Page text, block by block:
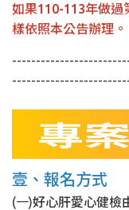
如果110-113年做過
樣依照本公告辦理。
壹、報名方式
(一)好心肝愛心健檢